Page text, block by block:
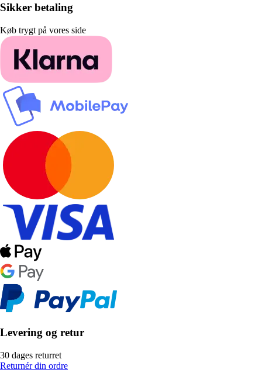
Sikker betaling
Køb trygt på vores side
Levering og retur
30 dages returret
Returnér din ordre